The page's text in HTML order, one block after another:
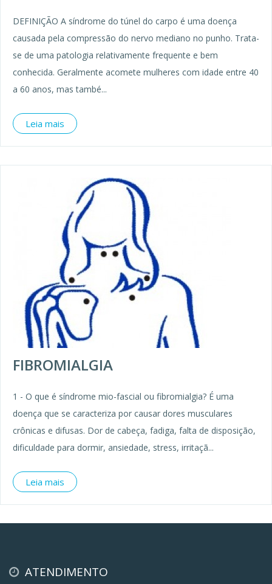
DEFINIÇÃO A síndrome do túnel do carpo é uma doença
causada pela compressão do nervo mediano no punho. Trata-
se de uma patologia relativamente frequente e bem
conhecida. Geralmente acomete mulheres com idade entre 40
a 60 anos, mas també...
Leia mais
FIBROMIALGIA
1 - O que é síndrome mio-fascial ou fibromialgia? É uma
doença que se caracteriza por causar dores musculares
crônicas e difusas. Dor de cabeça, fadiga, falta de disposição,
dificuldade para dormir, ansiedade, stress, irritaçã...
Leia mais
ATENDIMENTO